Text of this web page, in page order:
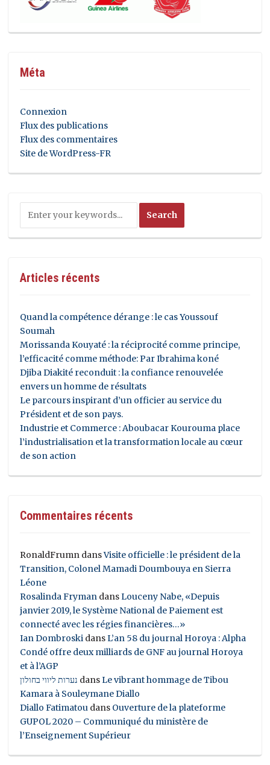
Méta
Connexion
Flux des publications
Flux des commentaires
Site de WordPress-FR
Articles récents
Quand la compétence dérange : le cas Youssouf
Soumah
Morissanda Kouyaté : la réciprocité comme principe,
l’efficacité comme méthode: Par Ibrahima koné
Djiba Diakité reconduit : la confiance renouvelée
envers un homme de résultats
Le parcours inspirant d’un officier au service du
Président et de son pays.
Industrie et Commerce : Aboubacar Kourouma place
l’industrialisation et la transformation locale au cœur
de son action
Commentaires récents
RonaldFrumn dansVisite officielle : le président de la
Transition, Colonel Mamadi Doumbouya en Sierra
Léone
Rosalinda Fryman dansLouceny Nabe, «Depuis
janvier 2019, le Système National de Paiement est
connecté avec les régies financières…»
Ian Dombroski dansL’an 58 du journal Horoya : Alpha
Condé offre deux milliards de GNF au journal Horoya
et à l’AGP
נערות ליווי בחולון dansLe vibrant hommage de Tibou
Kamara à Souleymane Diallo
Diallo Fatimatou dans Ouverture de la plateforme
GUPOL 2020 – Communiqué du ministère de
l’Enseignement Supérieur